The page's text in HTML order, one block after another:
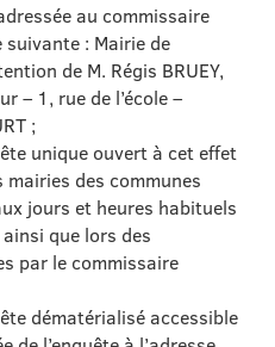
au commissaire
suivante : Mairie de
de M. Régis BRUEY,
– 1, rue de l’école –
;
unique ouvert à cet effet
des communes
jours et heures habituels
que lors des
par le commissaire
dématérialisé accessible